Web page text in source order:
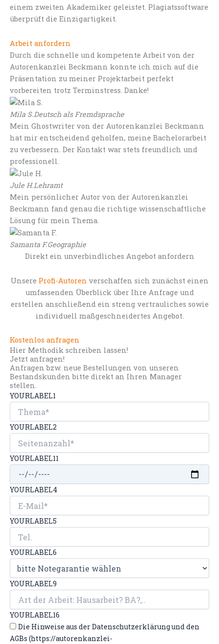
einem zweiten Akademiker geleistet. Plagiatssoftware
überprüft die Einzigartigkeit.
Arbeit anfordern
Durch die schnelle und kompetente Arbeit von der
Autorenkanzlei Beckmann konnte ich mich auf die
Präsentation zu meiner Projektarbeit perfekt
vorbereiten trotz Terminstress. Danke!
Mila S.Deutsch als Fremdsprache
Mein Ghostwriter von der Autorenkanzlei Beckmann
hat mir entscheidend geholfen, meine Bachelorarbeit
zu verbessern. Der Kontakt war stets freundlich und
professionell.
Jule H.Lehramt
Mein persönlicher Autor von der Autorenkanzlei
Beckmann fand genau die richtige wissenschaftliche
Lösung für mein Thema.
Samanta F.Geographie
Direkt ein unverbindliches Angebot anfordern
Unsere Profi-Autoren verschaffen sich zunächst einen
umfassenden Überblick über Ihre Anfrage und
erstellen anschließend ein streng vertrauliches sowie
individuell maßgeschneidertes Angebot.
Kostenlos anfragen
Hier Methodik schreiben lassen!
Jetzt anfragen!
Anfragen bzw. neue Bestellungen von unseren
Bestandskunden bitte direkt an Ihren Manager
stellen.
YOURLABEL1
YOURLABEL2
YOURLABEL11
YOURLABEL4
YOURLABEL5
YOURLABEL6
YOURLABEL9
YOURLABEL16
Die Hinweise aus der Datenschutzerklärung und den
AGBs (https://autorenkanzlei-